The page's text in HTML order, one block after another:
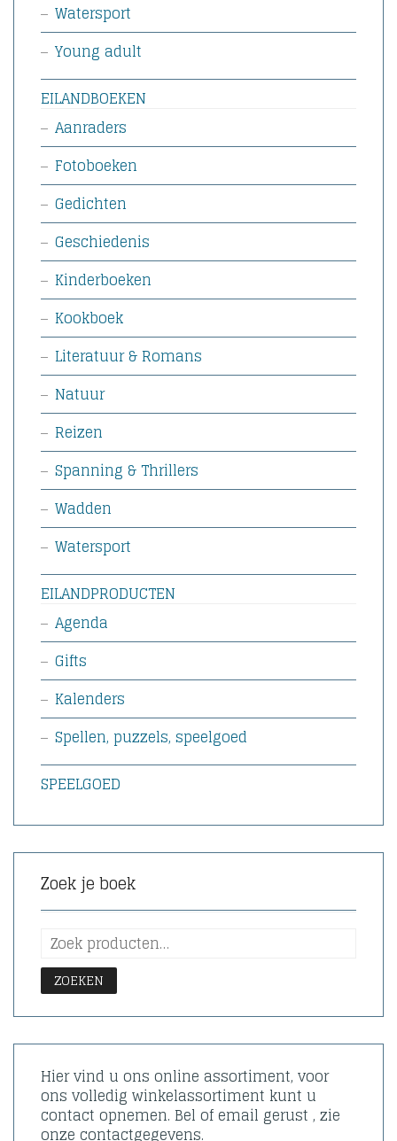
Watersport
Young adult
EILANDBOEKEN
Aanraders
Fotoboeken
Gedichten
Geschiedenis
Kinderboeken
Kookboek
Literatuur & Romans
Natuur
Reizen
Spanning & Thrillers
Wadden
Watersport
EILANDPRODUCTEN
Agenda
Gifts
Kalenders
Spellen, puzzels, speelgoed
SPEELGOED
Zoek je boek
ZOEKEN
Hier vind u ons online assortiment, voor
ons volledig winkelassortiment kunt u
contact opnemen. Bel of email gerust , zie
onze contactgegevens.